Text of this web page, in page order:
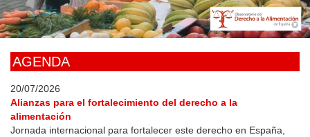
Skip
to
main
AGENDA
20/07/2026
Alianzas para el fortalecimiento del derecho a la
alimentación
Jornada internacional para fortalecer este derecho en España,